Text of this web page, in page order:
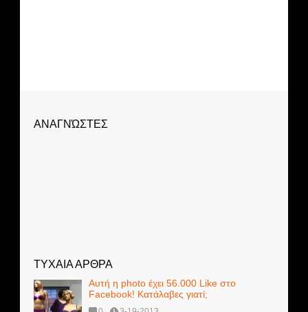
ΑΝΑΓΝΏΣΤΕΣ
ΤΥΧΑΙΑ ΑΡΘΡΑ
Αυτή η photo έχει 56.000 Like στο
Facebook! Κατάλαβες γιατί;